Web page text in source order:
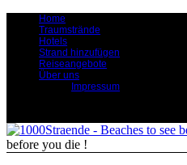
Home
Traumstrände
Hotels
Strand hinzufügen
Reiseangebote
Über uns
Impressum
before you die !